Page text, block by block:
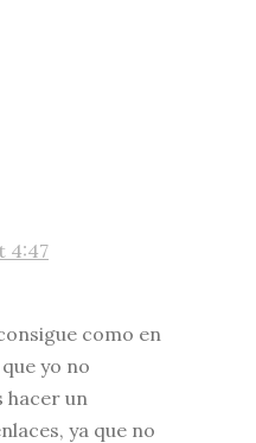
4:47
como en
yo no
hacer un
ya que no